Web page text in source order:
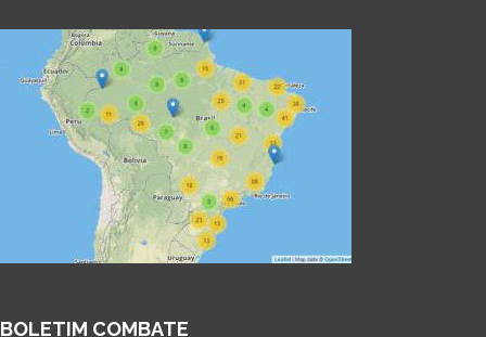
BOLETIM COMBATE